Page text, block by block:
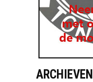
ARCHIEVEN